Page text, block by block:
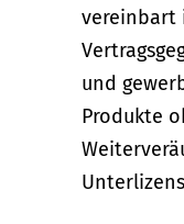
vereinbart
und
Produkte